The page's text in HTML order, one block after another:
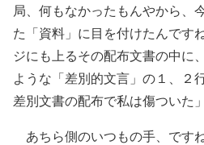
局、何もなかったもんやから、
た「資料」に目を付けたんです
ジにも上るその配布文書の中に
ような「差別的文言」の１、２
差別文書の配布で私は傷ついた
あちら側のいつもの手、です